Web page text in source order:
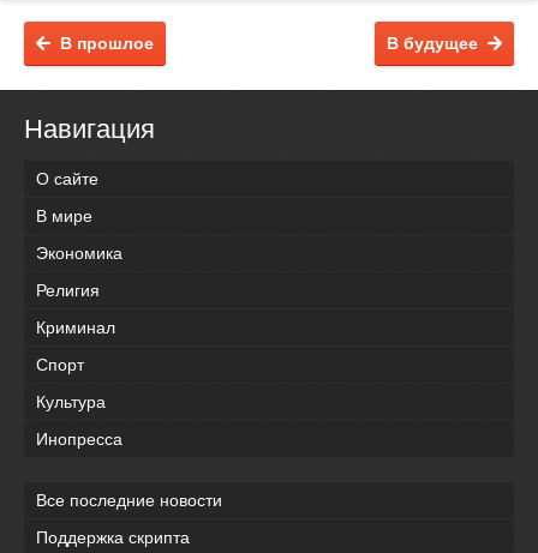
В будущее
В прошлое
Навигация
О сайте
В мире
Экономика
Религия
Криминал
Спорт
Культура
Инопресса
Все последние новости
Поддержка скрипта